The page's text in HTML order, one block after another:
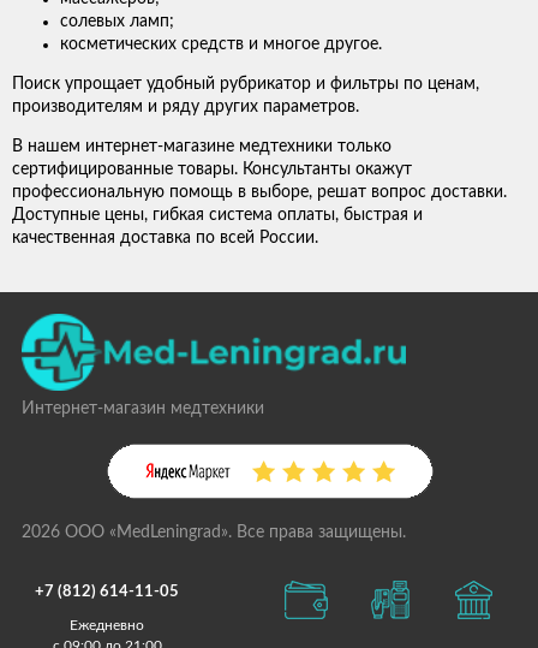
солевых ламп;
косметических средств и многое другое.
Поиск упрощает удобный рубрикатор и фильтры по ценам,
производителям и ряду других параметров.
В нашем интернет-магазине медтехники только
сертифицированные товары. Консультанты окажут
профессиональную помощь в выборе, решат вопрос доставки.
Доступные цены, гибкая система оплаты, быстрая и
качественная доставка по всей России.
Интернет-магазин медтехники
2026 ООО «MedLeningrad». Все права защищены.
+7 (812) 614-11-05
Ежедневно